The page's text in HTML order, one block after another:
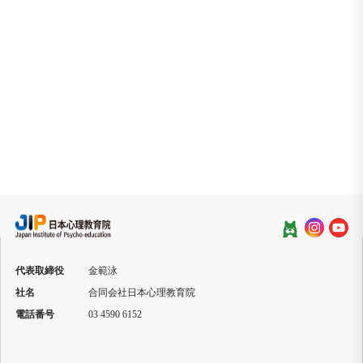
代表取締役
金範泳
社名
合同会社日本心理教育院
電話番号
03 4590 6152